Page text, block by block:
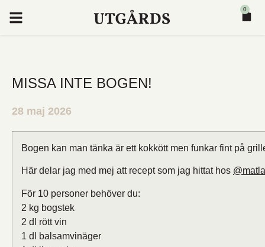
0
MISSA INTE BOGEN!
28 maj 2026
Bogen kan man tänka är ett kokkött men funkar fint på
Här delar jag med mej att recept som jag hittat hos
För 10 personer behöver du:
2 kg bogstek
2 dl rött vin
1 dl balsamvinäger